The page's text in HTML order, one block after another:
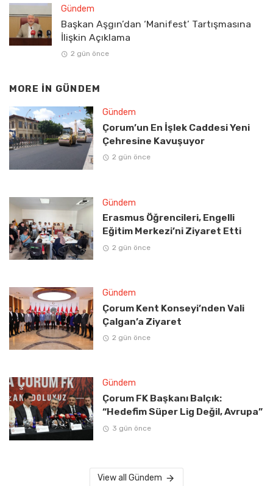
Gündem
Başkan Aşgın’dan ‘Manifest’ Tartışmasına
İlişkin Açıklama
2 gün önce
MORE IN GÜNDEM
Gündem
Çorum’un En İşlek Caddesi Yeni
Çehresine Kavuşuyor
2 gün önce
Gündem
Erasmus Öğrencileri, Engelli
Eğitim Merkezi’ni Ziyaret Etti
2 gün önce
Gündem
Çorum Kent Konseyi’nden Vali
Çalgan’a Ziyaret
2 gün önce
Gündem
Çorum FK Başkanı Balçık:
“Hedefim Süper Lig Değil, Avrupa”
3 gün önce
View all Gündem